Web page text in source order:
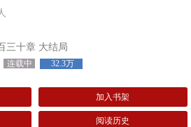
三十章 大结局
连载中 32.3万
加入书架
阅读历史